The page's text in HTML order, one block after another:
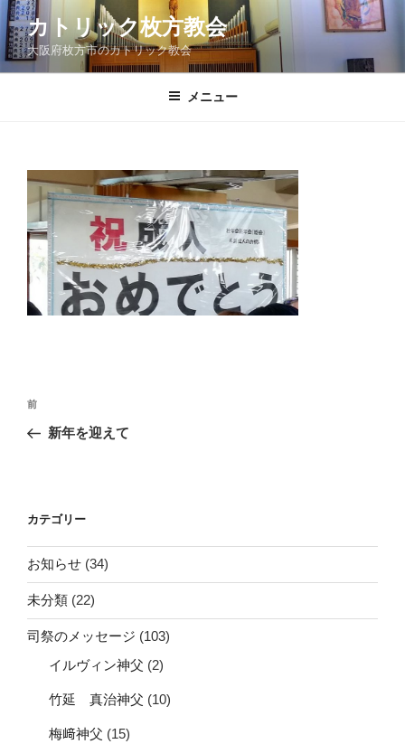
コ
ン
テ
ン
カトリック枚方教会
大阪府枚方市のカトリック教会
メニュー
投
ナ
ー
シ
ョ
ン
前
の
前
新年を迎えて
カテゴリー
お知らせ (34)
未分類 (22)
司祭のメッセージ (103)
イルヴィン神父 (2)
竹延 真治神父 (10)
梅﨑神父 (15)